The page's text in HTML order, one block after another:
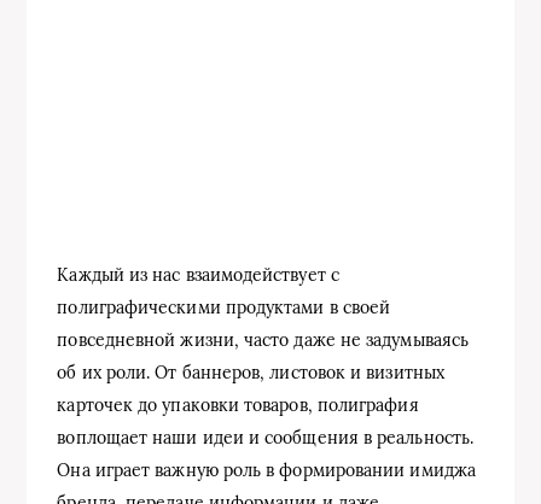
Каждый из нас взаимодействует с
полиграфическими продуктами в своей
повседневной жизни, часто даже не задумываясь
об их роли. От баннеров, листовок и визитных
карточек до упаковки товаров, полиграфия
воплощает наши идеи и сообщения в реальность.
Она играет важную роль в формировании имиджа